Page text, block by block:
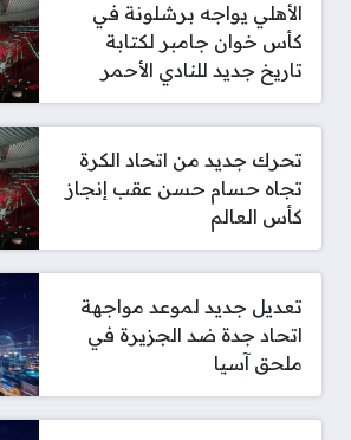
الأهلي يواجه برشلونة في
كأس خوان جامبر لكتابة
تاريخ جديد للنادي الأحمر
تحرك جديد من اتحاد الكرة
تجاه حسام حسن عقب إنجاز
كأس العالم
تعديل جديد لموعد مواجهة
اتحاد جدة ضد الجزيرة في
ملحق آسيا